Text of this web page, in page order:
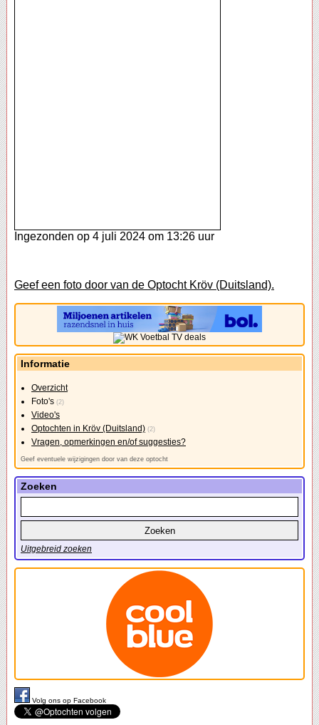
Ingezonden op 4 juli 2024 om 13:26 uur
Geef een foto door van de Optocht Kröv (Duitsland).
Informatie
Overzicht
Foto's (2)
Video's
Optochten in Kröv (Duitsland) (2)
Vragen, opmerkingen en/of suggesties?
Geef eventuele wijzigingen door van deze optocht
Zoeken
Uitgebreid zoeken
Volg ons op Facebook